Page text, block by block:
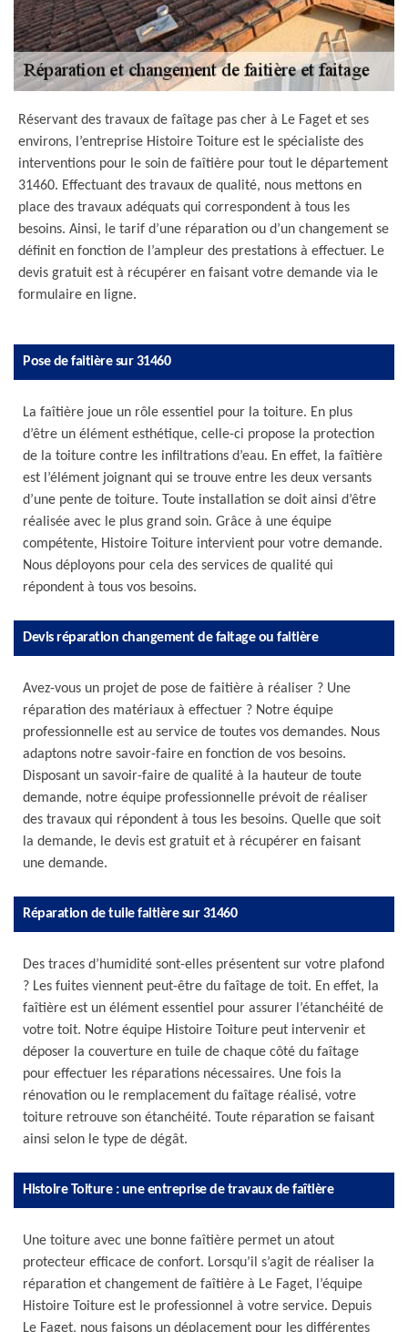
Réservant des travaux de faîtage pas cher à Le Faget et ses
environs, l’entreprise Histoire Toiture est le spécialiste des
interventions pour le soin de faîtière pour tout le département
31460. Effectuant des travaux de qualité, nous mettons en
place des travaux adéquats qui correspondent à tous les
besoins. Ainsi, le tarif d’une réparation ou d’un changement se
définit en fonction de l’ampleur des prestations à effectuer. Le
devis gratuit est à récupérer en faisant votre demande via le
formulaire en ligne.
Pose de faitière sur 31460
La faîtière joue un rôle essentiel pour la toiture. En plus
d’être un élément esthétique, celle-ci propose la protection
de la toiture contre les infiltrations d’eau. En effet, la faîtière
est l’élément joignant qui se trouve entre les deux versants
d’une pente de toiture. Toute installation se doit ainsi d’être
réalisée avec le plus grand soin. Grâce à une équipe
compétente, Histoire Toiture intervient pour votre demande.
Nous déployons pour cela des services de qualité qui
répondent à tous vos besoins.
Devis réparation changement de faitage ou faitière
Avez-vous un projet de pose de faitière à réaliser ? Une
réparation des matériaux à effectuer ? Notre équipe
professionnelle est au service de toutes vos demandes. Nous
adaptons notre savoir-faire en fonction de vos besoins.
Disposant un savoir-faire de qualité à la hauteur de toute
demande, notre équipe professionnelle prévoit de réaliser
des travaux qui répondent à tous les besoins. Quelle que soit
la demande, le devis est gratuit et à récupérer en faisant
une demande.
Réparation de tuile faitière sur 31460
Des traces d’humidité sont-elles présentent sur votre plafond
? Les fuites viennent peut-être du faîtage de toit. En effet, la
faîtière est un élément essentiel pour assurer l’étanchéité de
votre toit. Notre équipe Histoire Toiture peut intervenir et
déposer la couverture en tuile de chaque côté du faîtage
pour effectuer les réparations nécessaires. Une fois la
rénovation ou le remplacement du faîtage réalisé, votre
toiture retrouve son étanchéité. Toute réparation se faisant
ainsi selon le type de dégât.
Histoire Toiture : une entreprise de travaux de faîtière
Une toiture avec une bonne faîtière permet un atout
protecteur efficace de confort. Lorsqu’il s’agit de réaliser la
réparation et changement de faîtière à Le Faget, l’équipe
Histoire Toiture est le professionnel à votre service. Depuis
Le Faget, nous faisons un déplacement pour les différentes